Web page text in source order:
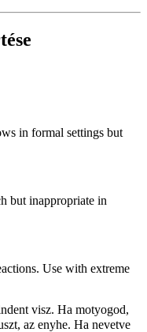
in formal settings but
but inappropriate in
Use with extreme
visz. Ha motyogod,
az enyhe. Ha nevetve